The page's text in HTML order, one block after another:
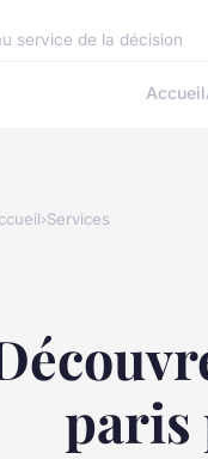
service de la décision
Accueil
›Services
paris